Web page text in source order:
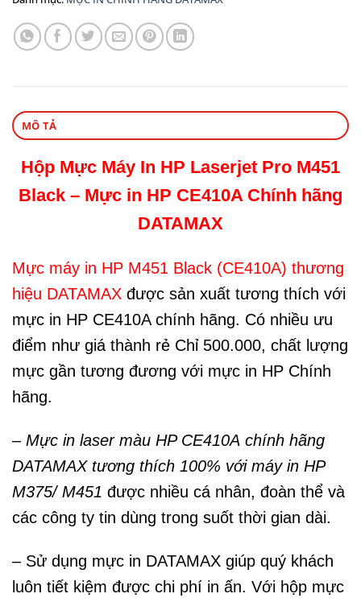
MÔ TẢ
Hộp Mực Máy In HP Laserjet Pro M451
Black – Mực in HP CE410A Chính hãng
DATAMAX
Mực máy in HP M451 Black (CE410A) thương
hiệu DATAMAX được sản xuất tương thích với
mực in HP CE410A chính hãng. Có nhiều ưu
điểm như giá thành rẻ Chỉ 500.000, chất lượng
mực gần tương đương với mực in HP Chính
hãng.
– Mực in laser màu HP CE410A chính hãng
DATAMAX tương thích 100% với máy in HP
M375/ M451 được nhiều cá nhân, đoàn thể và
các công ty tin dùng trong suốt thời gian dài.
– Sử dụng mực in DATAMAX giúp quý khách
luôn tiết kiệm được chi phí in ấn. Với hộp mực